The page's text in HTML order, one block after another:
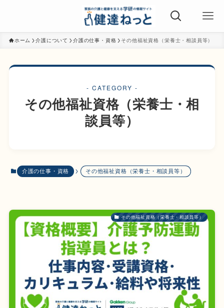
ホーム 介護について 介護の仕事・資格 その他福祉資格（栄養士・相談員等）
- CATEGORY -
その他福祉資格（栄養士・相
談員等）
介護の仕事・資格 その他福祉資格（栄養士・相談員等）
その他福祉資格（栄養士・相談員等）